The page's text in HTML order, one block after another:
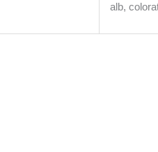
alb,